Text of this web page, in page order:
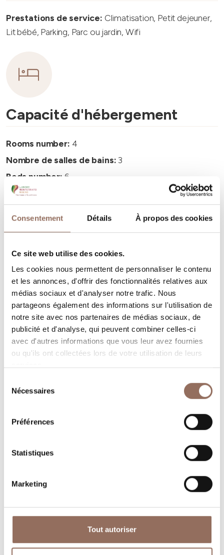
Consentement Détails À propos des cookies
Ce site web utilise des cookies.
Les cookies nous permettent de personnaliser le contenu
et les annonces, d'offrir des fonctionnalités relatives aux
médias sociaux et d'analyser notre trafic. Nous
partageons également des informations sur l'utilisation de
notre site avec nos partenaires de médias sociaux, de
publicité et d'analyse, qui peuvent combiner celles-ci
avec d'autres informations que vous leur avez fournies
ou qu'ils ont collectées lors de votre utilisation de leurs
Nécessaires
Préférences
Statistiques
Marketing
Tout autoriser
Prestations de service: Climatisation, Petit dejeuner,
Lit bébé, Parking, Parc ou jardin, Wifi
Capacité d'hébergement
Rooms number: 4
Nombre de salles de bains: 3
Beds number: 6
Vos vacances
Programmez où dormir, où manger, quoi faire et visiter
dans chaque coin de Langhe Monferrato Roero, tout en
gardant un œil sur la météo en temps réel
Tourisme